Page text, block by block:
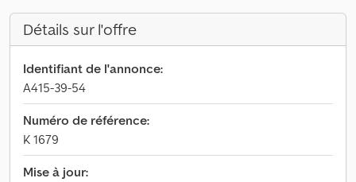
Détails sur l'offre
Identifiant de l'annonce:
A415-39-54
Numéro de référence:
K 1679
Mise à jour: